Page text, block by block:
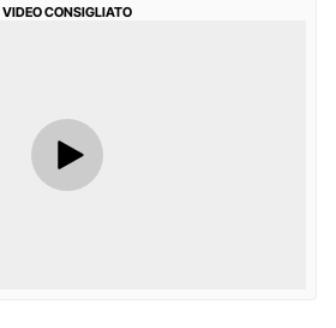
VIDEO CONSIGLIATO